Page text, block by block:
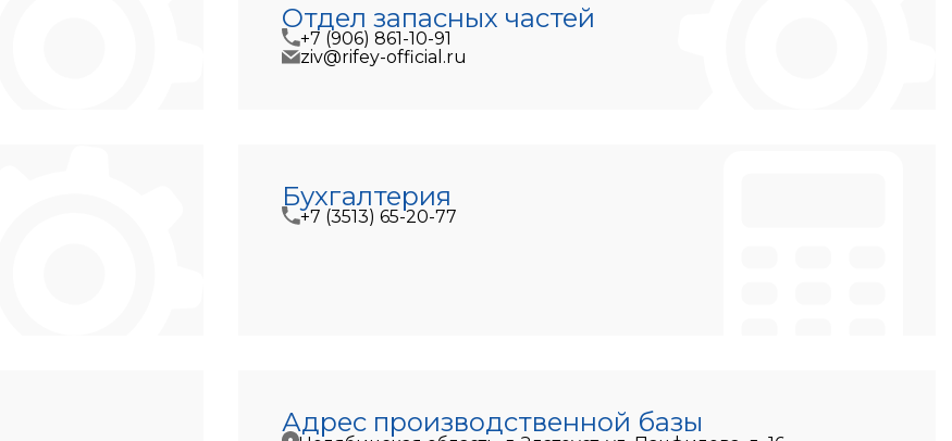
Отдел запасных частей
+7 (906) 861-10-91
ziv@rifey-official.ru
Бухгалтерия
+7 (3513) 65-20-77
Адрес производственной базы